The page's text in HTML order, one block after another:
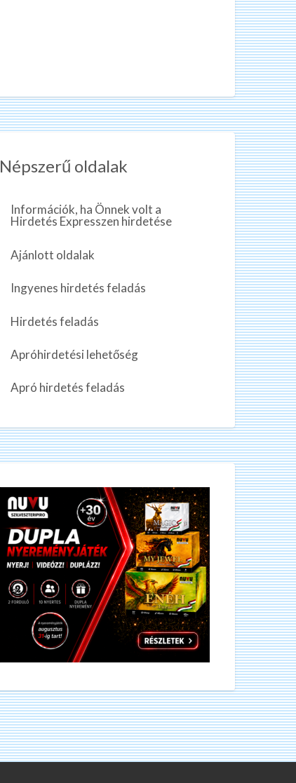
Népszerű oldalak
Információk, ha Önnek volt a
Hirdetés Expresszen hirdetése
Ajánlott oldalak
Ingyenes hirdetés feladás
Hirdetés feladás
Apróhirdetési lehetőség
Apró hirdetés feladás